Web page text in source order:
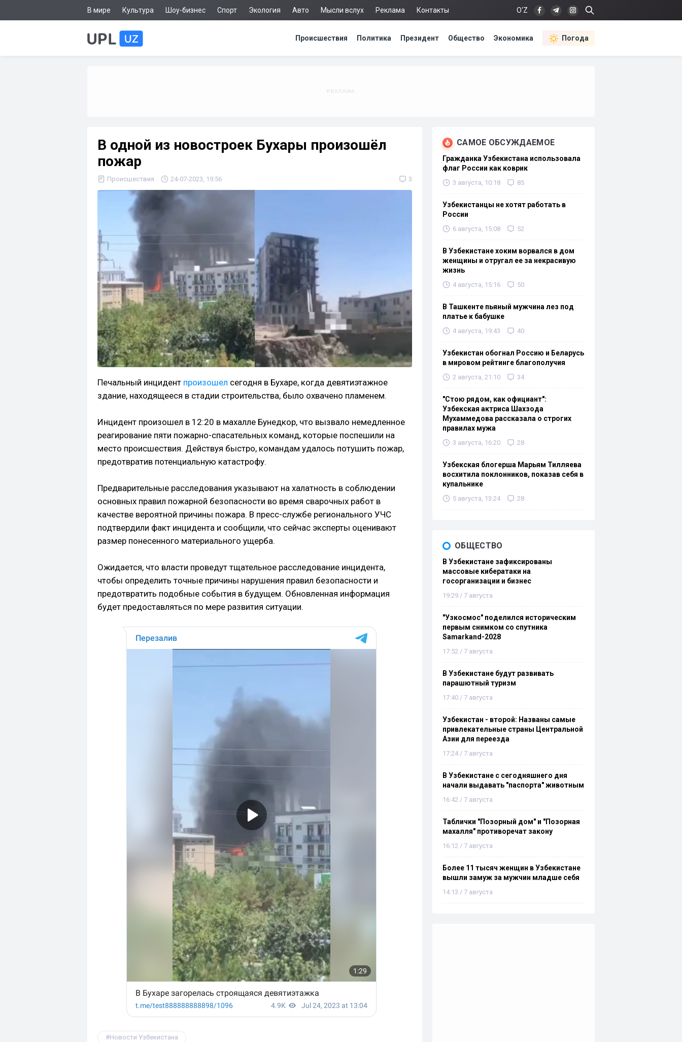
В мире Культура Шоу-бизнес Спорт Экология Авто Мысли вслух Реклама Контакты O‘Z
Происшествия Политика Президент Общество Экономика Погода
В одной из новостроек Бухары произошёл
пожар
Происшествия 24-07-2023, 19:56 3
Печальный инцидент произошел сегодня в Бухаре, когда девятиэтажное
здание, находящееся в стадии строительства, было охвачено пламенем.
Инцидент произошел в 12:20 в махалле Бунедкор, что вызвало немедленное
реагирование пяти пожарно-спасательных команд, которые поспешили на
место происшествия. Действуя быстро, командам удалось потушить пожар,
предотвратив потенциальную катастрофу.
Предварительные расследования указывают на халатность в соблюдении
основных правил пожарной безопасности во время сварочных работ в
качестве вероятной причины пожара. В пресс-службе регионального УЧС
подтвердили факт инцидента и сообщили, что сейчас эксперты оценивают
размер понесенного материального ущерба.
Ожидается, что власти проведут тщательное расследование инцидента,
чтобы определить точные причины нарушения правил безопасности и
предотвратить подобные события в будущем. Обновленная информация
будет предоставляться по мере развития ситуации.
Новости Узбекистана
САМОЕ ОБСУЖДАЕМОЕ
Гражданка Узбекистана использовала
флаг России как коврик
3 августа, 10:18 85
Узбекистанцы не хотят работать в
России
6 августа, 15:08 52
В Узбекистане хоким ворвался в дом
женщины и отругал ее за некрасивую
жизнь
4 августа, 15:16 50
В Ташкенте пьяный мужчина лез под
платье к бабушке
4 августа, 19:43 40
Узбекистан обогнал Россию и Беларусь
в мировом рейтинге благополучия
2 августа, 21:10 34
"Стою рядом, как официант":
Узбекская актриса Шахзода
Мухаммедова рассказала о строгих
правилах мужа
3 августа, 16:20 28
Узбекская блогерша Марьям Тилляева
восхитила поклонников, показав себя в
купальнике
5 августа, 13:24 28
ОБЩЕСТВО
В Узбекистане зафиксированы
массовые кибератаки на
госорганизации и бизнес
19:29 / 7 августа
"Узкосмос" поделился историческим
первым снимком со спутника
Samarkand-2028
17:52 / 7 августа
В Узбекистане будут развивать
парашютный туризм
17:40 / 7 августа
Узбекистан - второй: Названы самые
привлекательные страны Центральной
Азии для переезда
17:24 / 7 августа
В Узбекистане с сегодняшнего дня
начали выдавать "паспорта" животным
16:42 / 7 августа
Таблички "Позорный дом" и "Позорная
махалля" противоречат закону
16:12 / 7 августа
Более 11 тысяч женщин в Узбекистане
вышли замуж за мужчин младше себя
14:13 / 7 августа